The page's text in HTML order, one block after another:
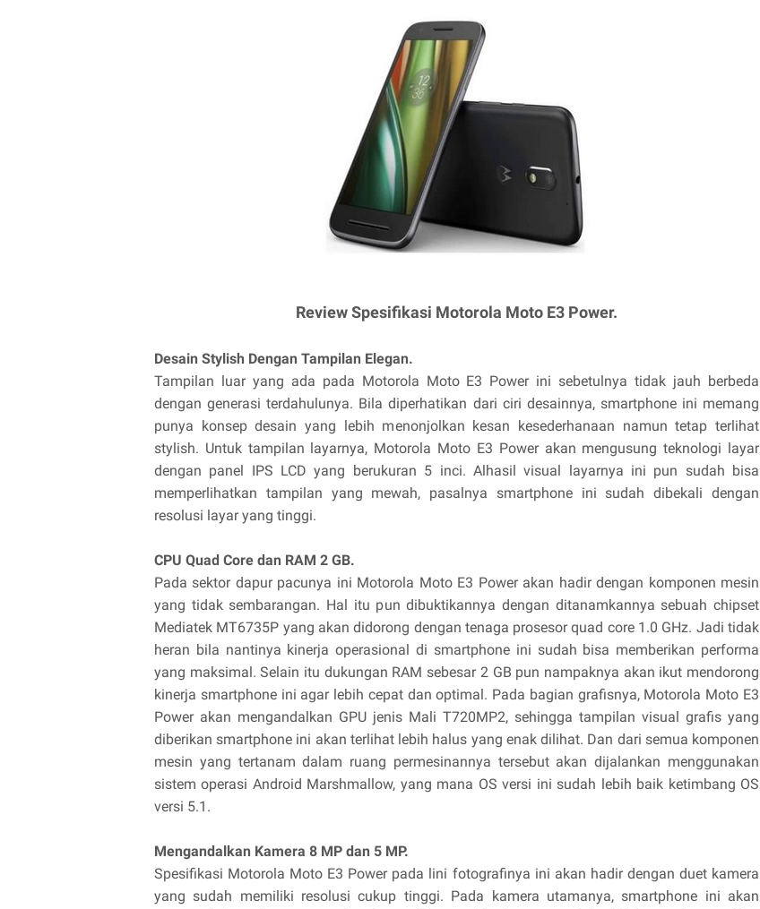
Review Spesifikasi Motorola Moto E3 Power.
Desain Stylish Dengan Tampilan Elegan.
Tampilan luar yang ada pada Motorola Moto E3 Power ini sebetulnya tidak jauh berbeda
dengan generasi terdahulunya. Bila diperhatikan dari ciri desainnya, smartphone ini memang
punya konsep desain yang lebih menonjolkan kesan kesederhanaan namun tetap terlihat
stylish. Untuk tampilan layarnya, Motorola Moto E3 Power akan mengusung teknologi layar
dengan panel IPS LCD yang berukuran 5 inci. Alhasil visual layarnya ini pun sudah bisa
memperlihatkan tampilan yang mewah, pasalnya smartphone ini sudah dibekali dengan
resolusi layar yang tinggi.
CPU Quad Core dan RAM 2 GB.
Pada sektor dapur pacunya ini Motorola Moto E3 Power akan hadir dengan komponen mesin
yang tidak sembarangan. Hal itu pun dibuktikannya dengan ditanamkannya sebuah chipset
Mediatek MT6735P yang akan didorong dengan tenaga prosesor quad core 1.0 GHz. Jadi tidak
heran bila nantinya kinerja operasional di smartphone ini sudah bisa memberikan performa
yang maksimal. Selain itu dukungan RAM sebesar 2 GB pun nampaknya akan ikut mendorong
kinerja smartphone ini agar lebih cepat dan optimal. Pada bagian grafisnya, Motorola Moto E3
Power akan mengandalkan GPU jenis Mali T720MP2, sehingga tampilan visual grafis yang
diberikan smartphone ini akan terlihat lebih halus yang enak dilihat. Dan dari semua komponen
mesin yang tertanam dalam ruang permesinannya tersebut akan dijalankan menggunakan
sistem operasi Android Marshmallow, yang mana OS versi ini sudah lebih baik ketimbang OS
versi 5.1.
Mengandalkan Kamera 8 MP dan 5 MP.
Spesifikasi Motorola Moto E3 Power pada lini fotografinya ini akan hadir dengan duet kamera
yang sudah memiliki resolusi cukup tinggi. Pada kamera utamanya, smartphone ini akan